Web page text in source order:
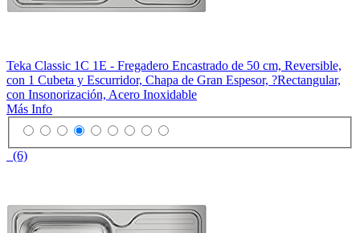
Teka Classic 1C 1E - Fregadero Encastrado de 50 cm, Reversible,
con 1 Cubeta y Escurridor, Chapa de Gran Espesor, ?Rectangular,
con Insonorización, Acero Inoxidable
Más Info
(6)